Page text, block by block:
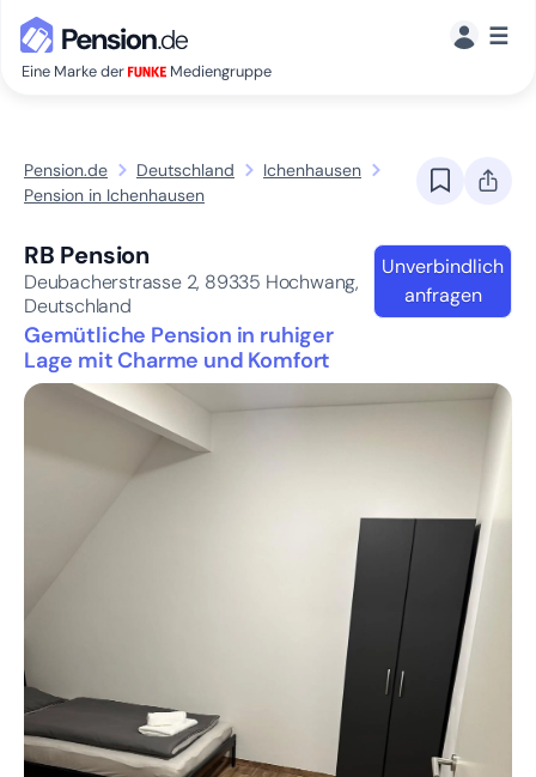
Eine Marke der Mediengruppe
☰
Pension.de Deutschland
Ichenhausen
Pension in Ichenhausen
RB Pension
Deubacherstrasse 2, 89335 Hochwang,
Deutschland
Gemütliche Pension in ruhiger
Lage mit Charme und Komfort
Unverbindlich
anfragen